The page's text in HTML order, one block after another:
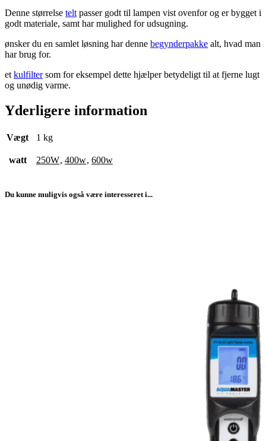
Denne størrelse telt passer godt til lampen vist ovenfor og er bygget i
godt materiale, samt har mulighed for udsugning.
ønsker du en samlet løsning har denne begynderpakke alt, hvad man
har brug for.
et kulfiltersom for eksempel dette hjælper betydeligt til at fjerne lugt
og unødig varme.
Yderligere information
Vægt 1 kg
watt 250W, 400w, 600w
Du kunne muligvis også være interesseret i...